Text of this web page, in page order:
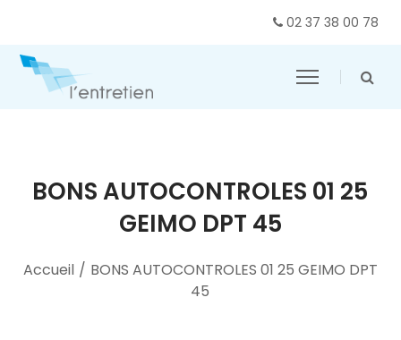
02 37 38 00 78
BONS AUTOCONTROLES 01 25
GEIMO DPT 45
Accueil / BONS AUTOCONTROLES 01 25 GEIMO DPT
45